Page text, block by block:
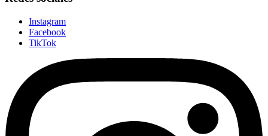
Instagram
Facebook
TikTok